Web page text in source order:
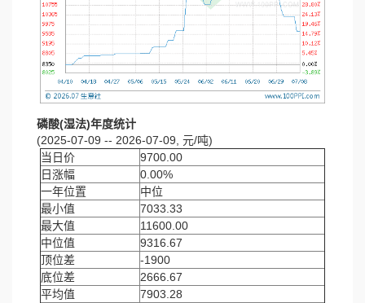
磷酸(湿法)年度统计
(2025-07-09 -- 2026-07-09, 元/吨)
当日价
9700.00
日涨幅
0.00%
一年位置
中位
最小值
7033.33
最大值
11600.00
中位值
9316.67
顶位差
-1900
底位差
2666.67
平均值
7903.28